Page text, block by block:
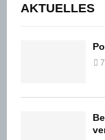
AKTUELLES